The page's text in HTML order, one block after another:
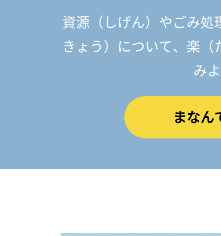
資源（しげん）やごみ
きょう） について、楽（
み
まなん